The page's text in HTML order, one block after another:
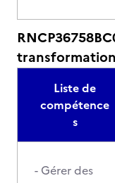
Liste de
compétence
s
- Gérer des